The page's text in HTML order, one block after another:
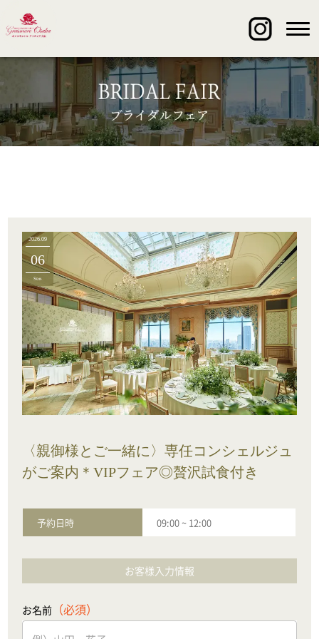
2026.09
06
Sun
〈親御様とご一緒に〉専任コンシェルジュ
がご案内＊VIPフェア◎贅沢試食付き
予約日時 09:00~ 12:00
お客様入力情報
お名前 （必須）